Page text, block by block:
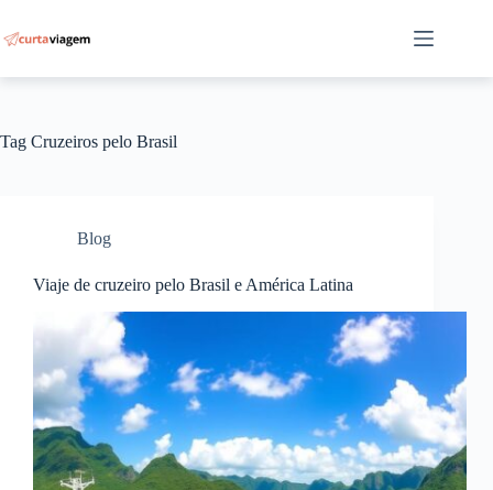
para
o
Tag Cruzeiros pelo Brasil
Blog
Viaje de cruzeiro pelo Brasil e América Latina